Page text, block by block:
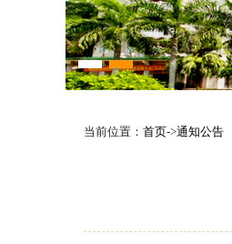
当前位置： 首页->通知公告